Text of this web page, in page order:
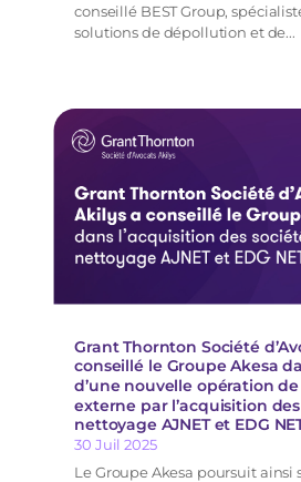
conseillé BEST Group,
solutions de dépollution et de...
Grant Thornton Société
conseillé le Groupe Akesa
d’une nouvelle opération
externe par l’acquisition
nettoyage AJNET et EDG
30 Juil 2025
Le Groupe Akesa poursuit ainsi